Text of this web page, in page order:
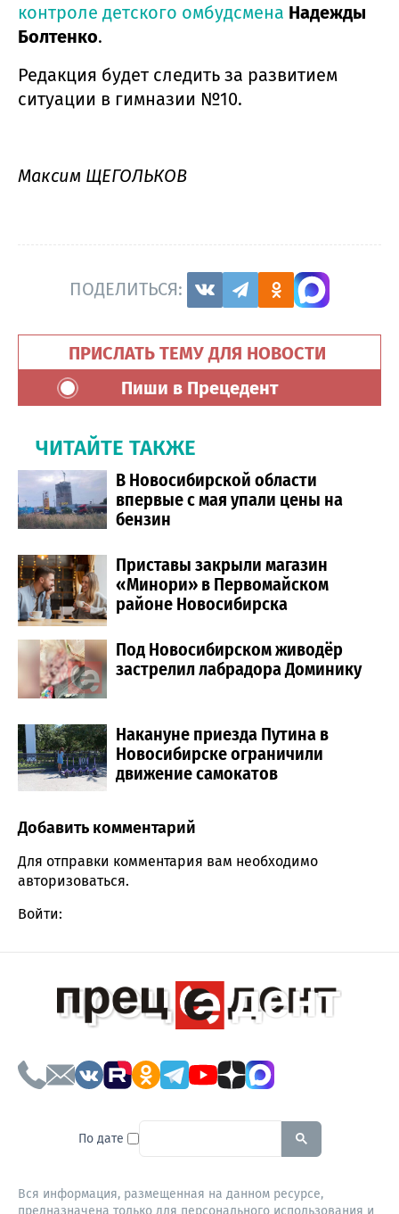
контроле детского омбудсмена Надежды
Болтенко.
Редакция будет следить за развитием
ситуации в гимназии №10.
Максим ЩЕГОЛЬКОВ
ПОДЕЛИТЬСЯ:
ПРИСЛАТЬ ТЕМУ ДЛЯ НОВОСТИ
Пиши в Прецедент
ЧИТАЙТЕ ТАКЖЕ
В Новосибирской области
впервые с мая упали цены на
бензин
Приставы закрыли магазин
«Минори» в Первомайском
районе Новосибирска
Под Новосибирском живодёр
застрелил лабрадора Доминику
Накануне приезда Путина в
Новосибирске ограничили
движение самокатов
Comment section
Добавить комментарий
Для отправки комментария вам необходимо
авторизоваться.
Войти:
По дате To search this site, enter a
Вся информация, размещенная на данном ресурсе,